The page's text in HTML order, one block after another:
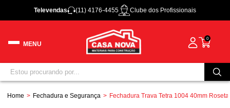
Televendas (11) 4176-4455 Clube dos Profissionais
0
Home Fechadura e Segurança Fechadura Trava Tetra 1004 40mm